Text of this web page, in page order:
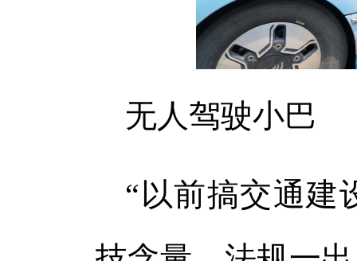
无人驾驶小巴
“以前搞交通建